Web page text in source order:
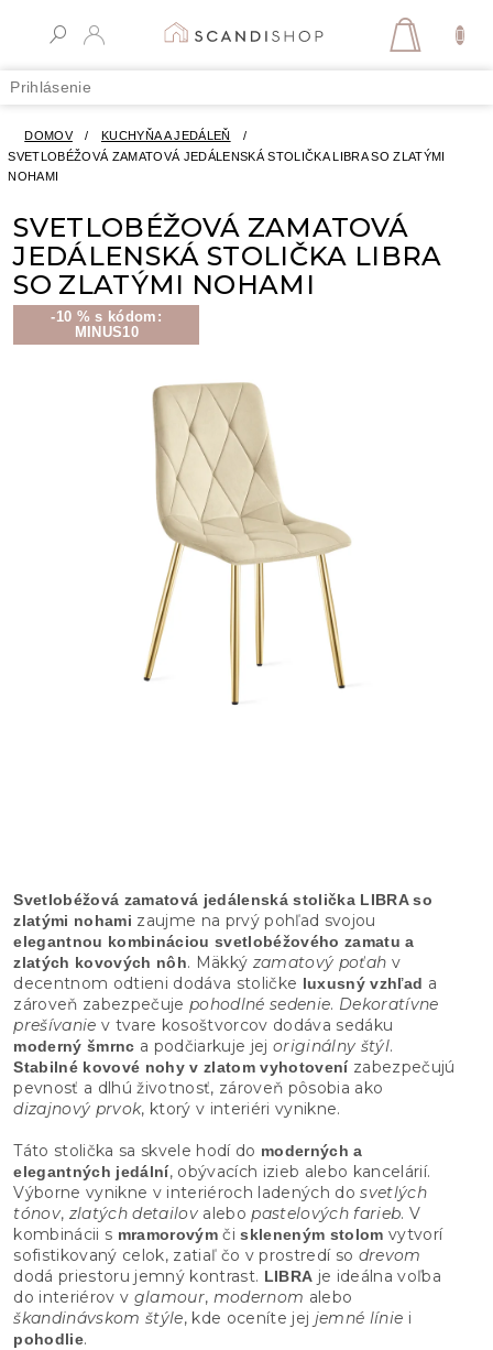
Prihlásenie
DOMOV / KUCHYŇA A JEDÁLEŇ
/
SVETLOBÉŽOVÁ ZAMATOVÁ JEDÁLENSKÁ STOLIČKA LIBRA SO ZLATÝMI
NOHAMI
SVETLOBÉŽOVÁ ZAMATOVÁ
JEDÁLENSKÁ STOLIČKA LIBRA
SO ZLATÝMI NOHAMI
-10 % s kódom:
MINUS10
Svetlobéžová zamatová jedálenská stolička LIBRA so
zlatými nohami zaujme na prvý pohľad svojou
elegantnou kombináciou svetlobéžového zamatu a
zlatých kovových nôh. Mäkký zamatový poťah v
decentnom odtieni dodáva stoličke luxusný vzhľad a
zároveň zabezpečuje pohodlné sedenie. Dekoratívne
prešívanie v tvare kosoštvorcov dodáva sedáku
moderný šmrnc a podčiarkuje jej originálny štýl.
Stabilné kovové nohy v zlatom vyhotovenízabezpečujú
pevnosť a dlhú životnosť, zároveň pôsobia ako
dizajnový prvok, ktorý v interiéri vynikne.
Táto stolička sa skvele hodí do moderných a
elegantných jedální, obývacích izieb alebo kancelárií.
Výborne vynikne v interiéroch ladených dosvetlých
tónov, zlatých detailovalebopastelových farieb. V
kombinácii s mramorovýmčiskleneným stolom vytvorí
sofistikovaný celok, zatiaľ čo v prostredí so drevom
dodá priestoru jemný kontrast. LIBRA je ideálna voľba
do interiérov v glamour, modernom alebo
škandinávskom štýle, kde oceníte jej jemné línie i
pohodlie.